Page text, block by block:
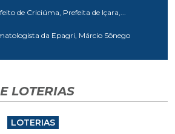
de Criciúma, Prefeita de Içara,...
da Epagri, Márcio Sônego
LOTERIAS
LOTERIAS